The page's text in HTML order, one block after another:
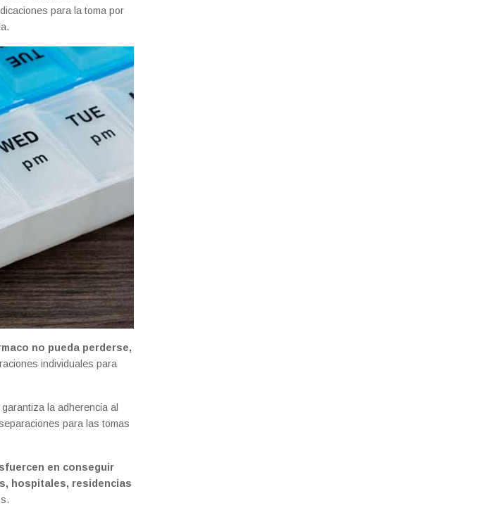
para la toma por
no pueda perderse,
individuales para
la adherencia al
para las tomas
en conseguir
hospitales, residencias